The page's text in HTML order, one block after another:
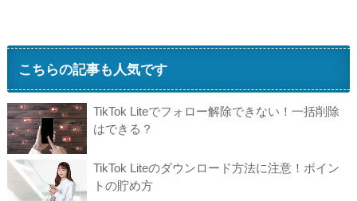
こちらの記事も人気です
TikTok Liteでフォロー解除できない！一括削除
はできる？
TikTok Liteのダウンロード方法に注意！ポイン
トの貯め方